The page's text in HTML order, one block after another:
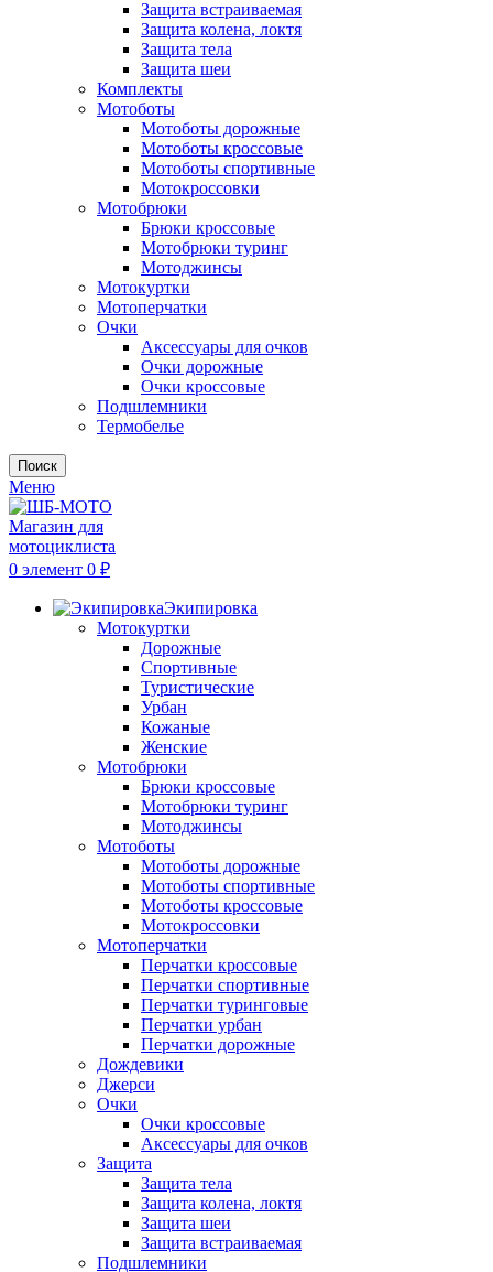
Защита встраиваемая
Защита колена, локтя
Защита тела
Защита шеи
Комплекты
Мотоботы
Мотоботы дорожные
Мотоботы кроссовые
Мотоботы спортивные
Мотокроссовки
Мотобрюки
Брюки кроссовые
Мотобрюки туринг
Мотоджинсы
Мотокуртки
Мотоперчатки
Очки
Аксессуары для очков
Очки дорожные
Очки кроссовые
Подшлемники
Термобелье
Поиск
Меню
0 элемент 0 ₽
Экипировка
Мотокуртки
Дорожные
Спортивные
Туристические
Урбан
Кожаные
Женские
Мотобрюки
Брюки кроссовые
Мотобрюки туринг
Мотоджинсы
Мотоботы
Мотоботы дорожные
Мотоботы спортивные
Мотоботы кроссовые
Мотокроссовки
Мотоперчатки
Перчатки кроссовые
Перчатки спортивные
Перчатки туринговые
Перчатки урбан
Перчатки дорожные
Дождевики
Джерси
Очки
Очки кроссовые
Аксессуары для очков
Защита
Защита тела
Защита колена, локтя
Защита шеи
Защита встраиваемая
Подшлемники